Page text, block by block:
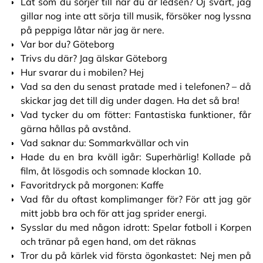
gillar nog inte att sörja till musik, försöker nog lyssna
på peppiga låtar när jag är nere.
Var bor du? Göteborg
Trivs du där? Jag älskar Göteborg
Hur svarar du i mobilen? Hej
Vad sa den du senast pratade med i telefonen? – då
skickar jag det till dig under dagen. Ha det så bra!
Vad tycker du om fötter: Fantastiska funktioner, får
gärna hållas på avstånd.
Vad saknar du: Sommarkvällar och vin
Hade du en bra kväll igår: Superhärlig! Kollade på
film, åt lösgodis och somnade klockan 10.
Favoritdryck på morgonen: Kaffe
Vad får du oftast komplimanger för? För att jag gör
mitt jobb bra och för att jag sprider energi.
Sysslar du med någon idrott: Spelar fotboll i Korpen
och tränar på egen hand, om det räknas
Tror du på kärlek vid första ögonkastet: Nej men på